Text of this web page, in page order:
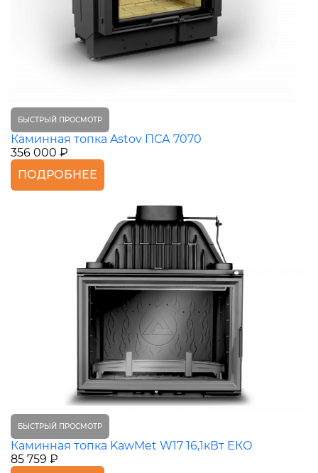
БЫСТРЫЙ ПРОСМОТР
Каминная топка Astov ПСА 7070
356 000 ₽
ПОДРОБНЕЕ
БЫСТРЫЙ ПРОСМОТР
Каминная топка KawMet W17 16,1кВт ЕКО
85 759 ₽